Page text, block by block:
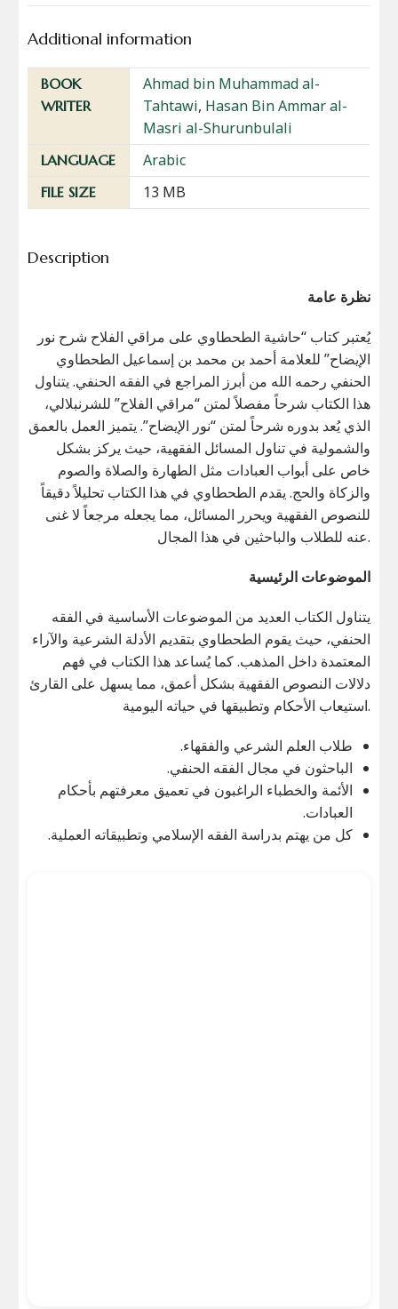
Additional information
BOOK
WRITER
Ahmad bin Muhammad al-
Tahtawi, Hasan Bin Ammar al-
Masri al-Shurunbulali
LANGUAGE Arabic
FILE SIZE 13 MB
Description
نظرة عامة
يُعتبر كتاب “حاشية الطحطاوي على مراقي الفلاح شرح نور
الإيضاح” للعلامة أحمد بن محمد بن إسماعيل الطحطاوي
الحنفي رحمه الله من أبرز المراجع في الفقه الحنفي. يتناول
هذا الكتاب شرحاً مفصلاً لمتن “مراقي الفلاح” للشرنبلالي،
الذي يُعد بدوره شرحاً لمتن “نور الإيضاح”. يتميز العمل بالعمق
والشمولية في تناول المسائل الفقهية، حيث يركز بشكل
خاص على أبواب العبادات مثل الطهارة والصلاة والصوم
والزكاة والحج. يقدم الطحطاوي في هذا الكتاب تحليلاً دقيقاً
للنصوص الفقهية ويحرر المسائل، مما يجعله مرجعاً لا غنى
عنه للطلاب والباحثين في هذا المجال.
الموضوعات الرئيسية
يتناول الكتاب العديد من الموضوعات الأساسية في الفقه
الحنفي، حيث يقوم الطحطاوي بتقديم الأدلة الشرعية والآراء
المعتمدة داخل المذهب. كما يُساعد هذا الكتاب في فهم
دلالات النصوص الفقهية بشكل أعمق، مما يسهل على القارئ
استيعاب الأحكام وتطبيقها في حياته اليومية.
طلاب العلم الشرعي والفقهاء.
الباحثون في مجال الفقه الحنفي.
الأئمة والخطباء الراغبون في تعميق معرفتهم بأحكام
العبادات.
كل من يهتم بدراسة الفقه الإسلامي وتطبيقاته العملية.